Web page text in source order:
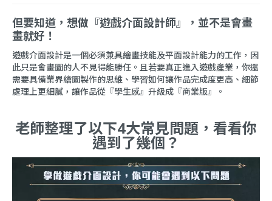
但要知道，想做『遊戲介面設計師』，並不是會畫
畫就好！
遊戲介面設計是一個必須兼具繪畫技能及平面設計能力的工作，因
此只是會畫圖的人不見得能勝任。且若要真正進入遊戲產業，你還
需要具備業界繪圖製作的思維、學習如何讓作品完成度更高、細節
處理上更細膩，讓作品從『學生感』升級成『商業版』。
老師整理了以下4大常見問題，看看你
遇到了幾個？